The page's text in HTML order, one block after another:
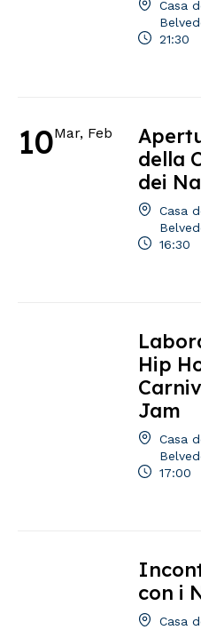
Casa
21:30
10Mar, Feb
della
dei
Casa
16:30
Hip
Jam
Casa
17:00
con i
Casa